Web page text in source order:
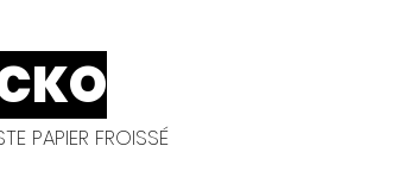
PAPIER FROISSÉ